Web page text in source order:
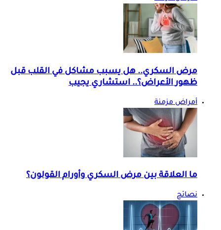
مرض السكري.. هل يسبب مشاكل في القلب قبل
ظهور الأعراض؟.. استشاري يجيب
أمراض مزمنة
ما العلاقة بين مرض السكري وأورام القولون؟
نصائح